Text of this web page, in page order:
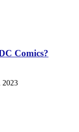
Comics?
2023